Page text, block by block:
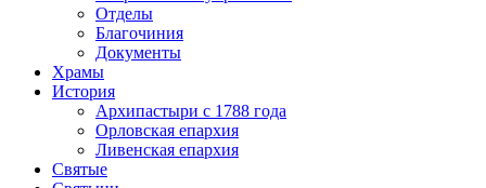
Отделы
Благочиния
Документы
Храмы
История
Архипастыри с 1788 года
Орловская епархия
Ливенская епархия
Святые